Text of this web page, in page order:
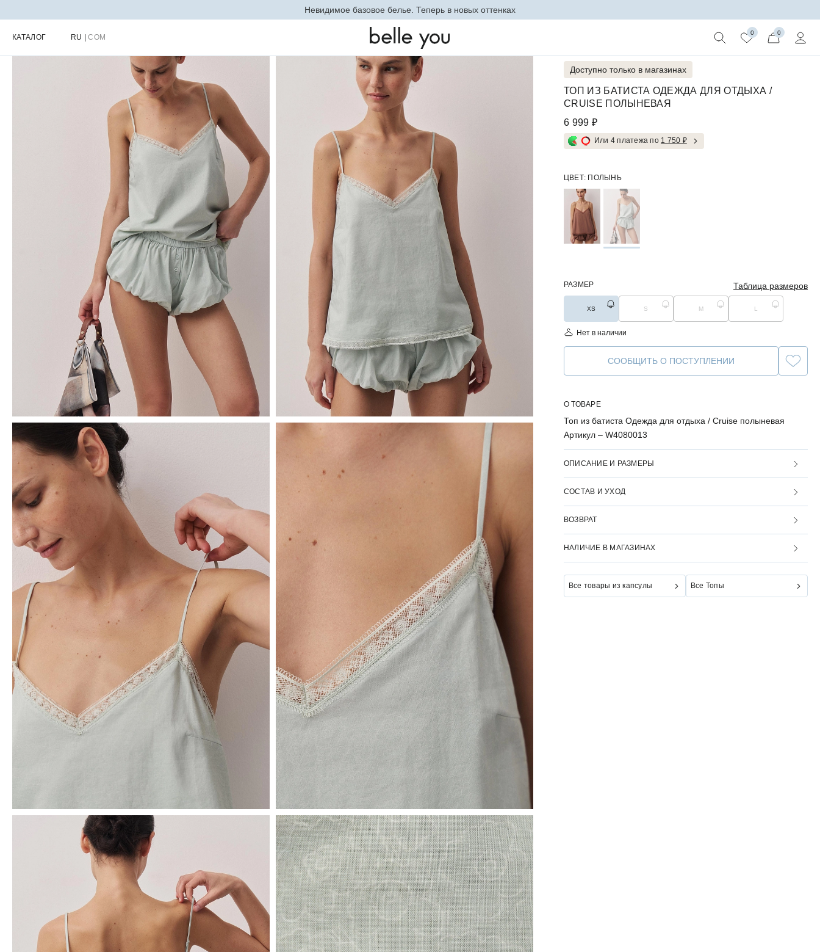
Невидимое базовое белье. Теперь в новых оттенках
КАТАЛОГ RU |COM
0 0
Майка модели топ (полынь)
Доступно только в магазинах
ТОП ИЗ БАТИСТА ОДЕЖДА ДЛЯ ОТДЫХА /
CRUISE ПОЛЫНЕВАЯ
6 999 ₽
Или 4 платежа по 1 750 ₽
ЦВЕТ: ПОЛЫНЬ
РАЗМЕР Таблица размеров
XS S M L
Нет в наличии
СООБЩИТЬ О ПОСТУПЛЕНИИ
О ТОВАРЕ
Топ из батиста Одежда для отдыха / Cruise полыневая
Артикул – W4080013
ОПИСАНИЕ И РАЗМЕРЫ
СОСТАВ И УХОД
ВОЗВРАТ
НАЛИЧИЕ В МАГАЗИНАХ
Все товары из капсулы Все Топы